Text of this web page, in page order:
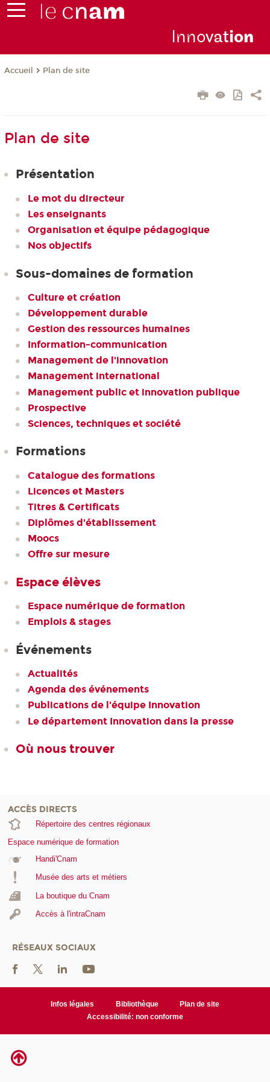
Innovation
Accueil Plan de site
Plan de site
Présentation
Le mot du directeur
Les enseignants
Organisation et équipe pédagogique
Nos objectifs
Sous-domaines de formation
Culture et création
Développement durable
Gestion des ressources humaines
Information-communication
Management de l'innovation
Management international
Management public et innovation publique
Prospective
Sciences, techniques et société
Formations
Catalogue des formations
Licences et Masters
Titres & Certificats
Diplômes d'établissement
Moocs
Offre sur mesure
Espace élèves
Espace numérique de formation
Emplois & stages
Événements
Actualités
Agenda des événements
Publications de l'équipe Innovation
Le département Innovation dans la presse
Où nous trouver
ACCÈS DIRECTS
Répertoire des centres régionaux
Espace numérique de formation
Handi'Cnam
Musée des arts et métiers
La boutique du Cnam
Accès à l'intraCnam
RÉSEAUX SOCIAUX
Infos légales Bibliothèque
Plan de site
Accessibilité: non conforme